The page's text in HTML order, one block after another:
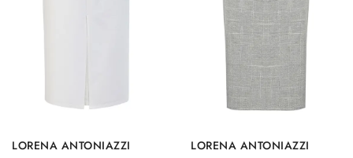
LORENA ANTONIAZZI LORENA ANTONIAZZI